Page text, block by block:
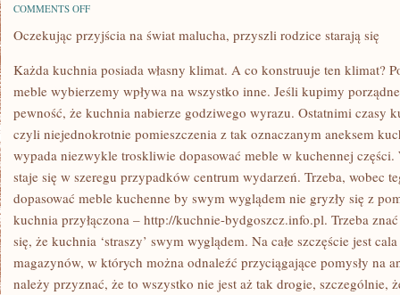
COMMENTS OFFON
ROKU
NA
ROZPOWSZECHNIA
SIĘ
POSIADANIE
KLIMATYZACJI.
Oczekując przyjścia na świat malucha, przyszli rodzice starają się
Każda kuchnia posiada własny klimat. A co konstruuje ten klimat?
meble wybierzemy wpływa na wszystko inne. Jeśli kupimy
pewność, że kuchnia nabierze godziwego wyrazu. Ostatnimi czasy
czyli niejednokrotnie pomieszczenia z tak oznaczanym aneksem
wypada niezwykle troskliwie dopasować meble w kuchennej
staje się w szeregu przypadków centrum wydarzeń. Trzeba, wobec
dopasować meble kuchenne by swym wyglądem nie gryzły się z
kuchnia przyłączona – http://kuchnie-bydgoszcz.info.pl. Trzeba
się, że kuchnia ‘straszy’ swym wyglądem. Na całe szczęście jest
magazynów, w których można odnaleźć przyciągające pomysły na
należy przyznać, że to wszystko nie jest aż tak drogie, szczególnie,